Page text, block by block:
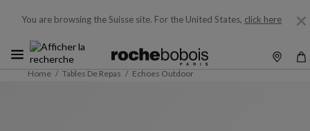
You are browsing the Suisse site. For the United States, click here
Home Tables De Repas Echoes Outdoor